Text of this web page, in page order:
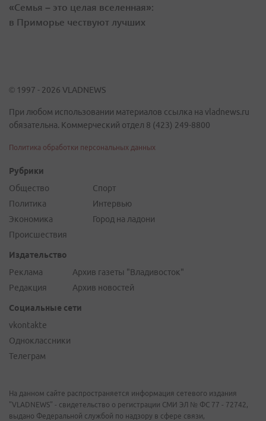
«Семья – это целая вселенная»:
в Приморье чествуют лучших
© 1997 - 2026 VLADNEWS
При любом использовании материалов ссылка на vladnews.ru
обязательна. Коммерческий отдел 8 (423) 249-8800
Политика обработки персональных данных
Рубрики
Общество
Политика
Экономика
Происшествия
Спорт
Интервью
Город на ладони
Издательство
Реклама
Редакция
Архив газеты "Владивосток"
Архив новостей
Социальные сети
vkontakte
Одноклассники
Телеграм
На данном сайте распространяется информация сетевого издания
"VLADNEWS" - свидетельство о регистрации СМИ ЭЛ № ФС 77 - 72742,
выдано Федеральной службой по надзору в сфере связи,